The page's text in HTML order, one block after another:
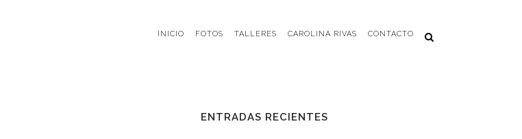
INICIO FOTOS TALLERES CAROLINA RIVAS CONTACTO
ENTRADAS RECIENTES